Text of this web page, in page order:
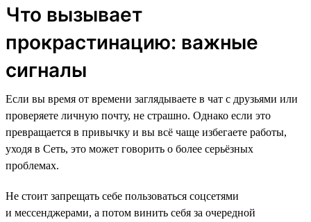
Что вызывает
прокрастинацию: важные
сигналы
Если вы время от времени заглядываете в чат с друзьями или
проверяете личную почту, не страшно. Однако если это
превращается в привычку и вы всё чаще избегаете работы,
уходя в Сеть, это может говорить о более серьёзных
проблемах.
Не стоит запрещать себе пользоваться соцсетями
и мессенджерами, а потом винить себя за очередной